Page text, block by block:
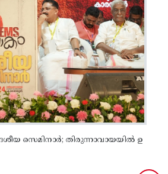
സെമിനാർ; തിരുന്നാവായയിൽ ഉ